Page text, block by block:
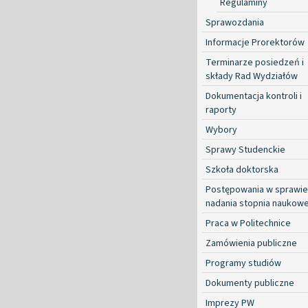
Sprawozdania
Informacje Prorektorów
Terminarze posiedzeń i
składy Rad Wydziałów
Dokumentacja kontroli i
raporty
Wybory
Sprawy Studenckie
Szkoła doktorska
Postępowania w sprawie
nadania stopnia
Praca w Politechnice
Zamówienia publiczne
Programy studiów
Dokumenty publiczne
Imprezy PW